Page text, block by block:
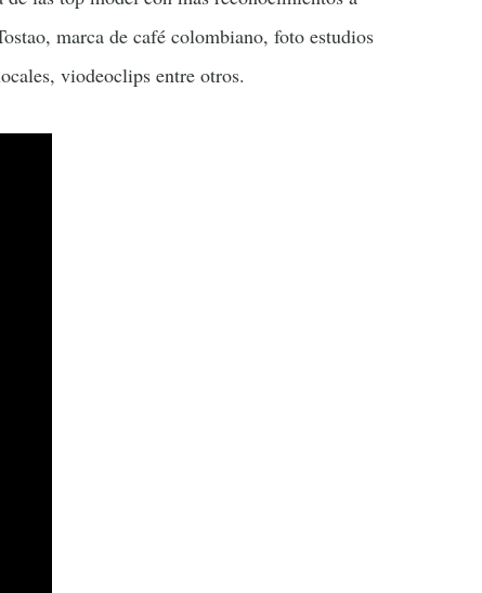
marca de café colombiano, foto estudios
viodeoclips entre otros.